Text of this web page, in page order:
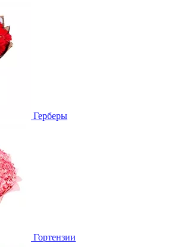
Герберы
Гортензии